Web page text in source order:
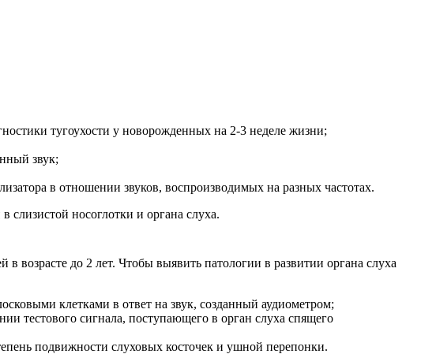
тугоухости у новорожденных на 2-3 неделе жизни;
звук;
в отношении звуков, воспроизводимых на разных частотах.
слизистой носоглотки и органа слуха.
возрасте до 2 лет. Чтобы выявить патологии в развитии органа слуха
клетками в ответ на звук, созданный аудиометром;
тестового сигнала, поступающего в орган слуха спящего
подвижности слуховых косточек и ушной перепонки.